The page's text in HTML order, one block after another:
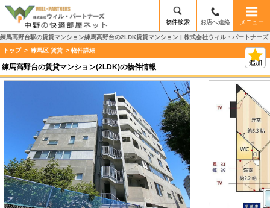
物件検索 お店へ連絡 メニュー
練馬高野台駅の賃貸マンション練馬高野台の2LDK賃貸マンション | 株式会社ウィル・パートナーズ
トップ > 練馬区 賃貸 > 物件詳細
練馬高野台の賃貸マンション(2LDK)の物件情報